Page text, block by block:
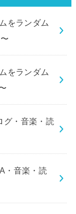
をランダム
をランダム
グ・音楽・読
・音楽・読